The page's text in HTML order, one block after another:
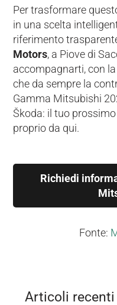
Per trasformare
in una scelta
riferimento
Motors, a Piove di
accompagnarti, con
che da sempre la
Gamma Mitsubishi
Škoda: il tuo
proprio da qui.
Richiedi
Fonte:
Articoli recenti